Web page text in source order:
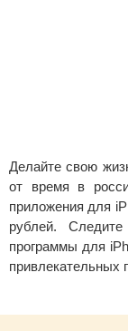
Делайте свою
от время в
приложения для
рублей.
программы для
привлекательных